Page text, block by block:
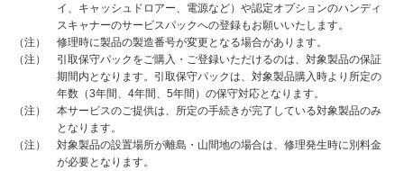
イ、キャッシュドロアー、電源など）や認定オプションのハンディ
スキャナーのサービスパックへの登録もお願いいたします。
（注）
修理時に製品の製造番号が変更となる場合があります。
（注）
引取保守パックをご購入・ご登録いただけるのは、対象製品の保証
期間内となります。引取保守パックは、対象製品購入時より所定の
年数（3年間、4年間、5年間）の保守対応となります。
（注）
本サービスのご提供は、所定の手続きが完了している対象製品のみ
となります。
（注）
対象製品の設置場所が離島・山間地の場合は、修理発生時に別料金
が必要となります。